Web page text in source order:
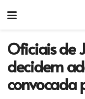
Oficiais de
decidem
convocada